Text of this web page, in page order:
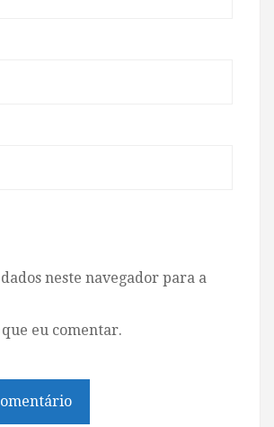
neste navegador para a
eu comentar.